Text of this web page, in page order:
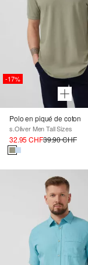
-17%
Polo en piqué de coton
s.Oliver Men Tall Sizes
32.95 CHF39.90 CHF